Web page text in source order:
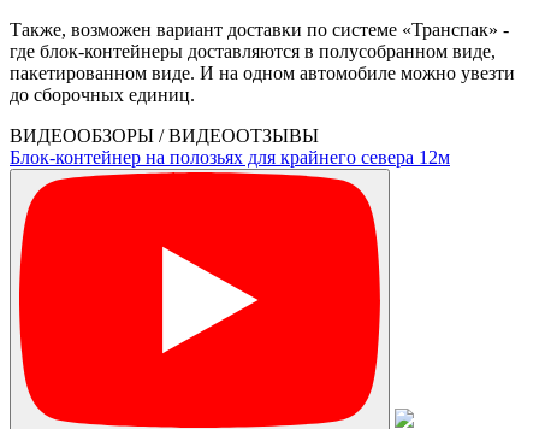
Также, возможен вариант доставки по системе «Транспак» -
где блок-контейнеры доставляются в полусобранном виде,
пакетированном виде. И на одном автомобиле можно увезти
до сборочных единиц.
ВИДЕООБЗОРЫ / ВИДЕООТЗЫВЫ
Блок-контейнер на полозьях для крайнего севера 12м